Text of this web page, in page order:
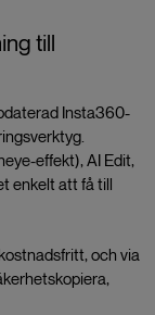
till
Insta360-
effekt), AI Edit,
enkelt att få till
och via